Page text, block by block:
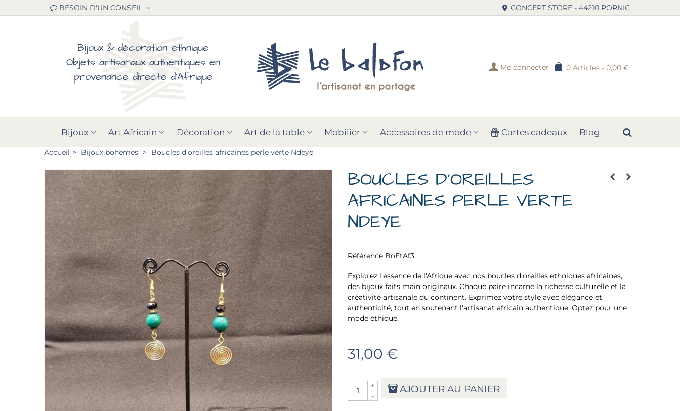
BESOIN D'UN CONSEIL CONCEPT STORE - 44210 PORNIC
Bijoux & décoration ethnique
Objets artisanaux authentiques en
provenance directe d'Afrique
0 Articles - 0,00 €
Me connecter
Bijoux Art Africain Décoration Art de la table Mobilier Accessoires de mode Cartes cadeaux Blog
Accueil > Bijoux bohèmes > Boucles d'oreilles africaines perle verte Ndeye
BOUCLES D'OREILLES
AFRICAINES PERLE VERTE
NDEYE
Référence BoEtAf3
Explorez l'essence de l'Afrique avec nos boucles d'oreilles ethniques africaines,
des bijoux faits main originaux. Chaque paire incarne la richesse culturelle et la
créativité artisanale du continent. Exprimez votre style avec élégance et
authenticité, tout en soutenant l'artisanat africain authentique. Optez pour une
mode éthique.
31,00 €
-
+ AJOUTER AU PANIER